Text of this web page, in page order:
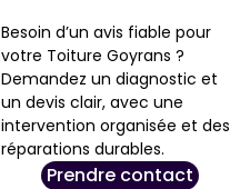
Besoin d’un avis fiable pour
votre Toiture Goyrans ?
Demandez un diagnostic et
un devis clair, avec une
intervention organisée et des
réparations durables.
Prendre contact